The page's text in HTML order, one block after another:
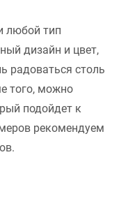
любой тип
дизайн и цвет,
радоваться столь
того, можно
подойдет к
рекомендуем